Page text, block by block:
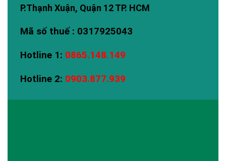
P.Thạnh Xuận, Quận 12 TP. HCM
Mã số thuế : 0317925043
Hotline 1: 0865.148.149
Hotline 2: 0903.877.939